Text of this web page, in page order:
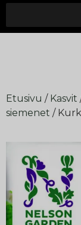
Etusivu / Kasvit
siemenet /